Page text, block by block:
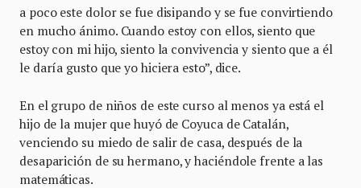
a poco este dolor se fue disipando y se fue convirtiendo
en mucho ánimo. Cuando estoy con ellos, siento que
estoy con mi hijo, siento la convivencia y siento que a él
le daría gusto que yo hiciera esto”, dice.
En el grupo de niños de este curso al menos ya está el
hijo de la mujer que huyó de Coyuca de Catalán,
venciendo su miedo de salir de casa, después de la
desaparición de su hermano, y haciéndole frente a las
matemáticas.